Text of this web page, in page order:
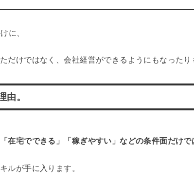
に、
だけではなく、会社経営ができるようにもなったり
由。
在宅でできる」「稼ぎやすい」などの条件面だけで
ルが手に入ります。